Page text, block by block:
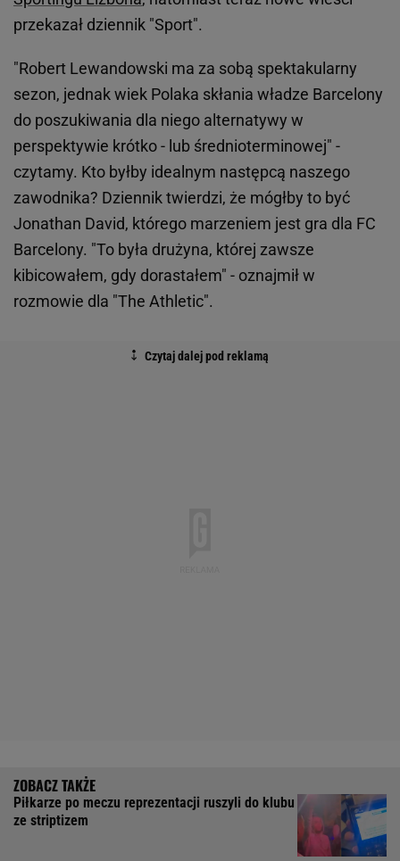
przekazał dziennik "Sport".
"Robert Lewandowski ma za sobą spektakularny
sezon, jednak wiek Polaka skłania władze Barcelony
do poszukiwania dla niego alternatywy w
perspektywie krótko - lub średnioterminowej" -
czytamy. Kto byłby idealnym następcą naszego
zawodnika? Dziennik twierdzi, że mógłby to być
Jonathan David, którego marzeniem jest gra dla FC
Barcelony. "To była drużyna, której zawsze
kibicowałem, gdy dorastałem" - oznajmił w
rozmowie dla "The Athletic".
Piłkarze po meczu reprezentacji ruszyli do klubu
ze striptizem